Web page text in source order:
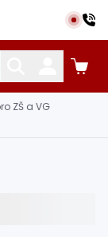
POMŮCKY
ZŠ a VG